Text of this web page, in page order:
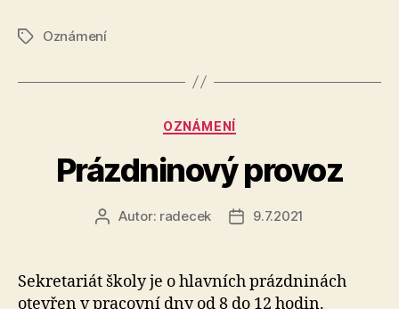
ŠtítkyOznámení
Rubriky
OZNÁMENÍ
Prázdninový provoz
AutorAutor: radecek
Datum
9.7.2021
Sekretariát školy je o hlavních prázdninách
otevřen v pracovní dny od 8 do 12 hodin.